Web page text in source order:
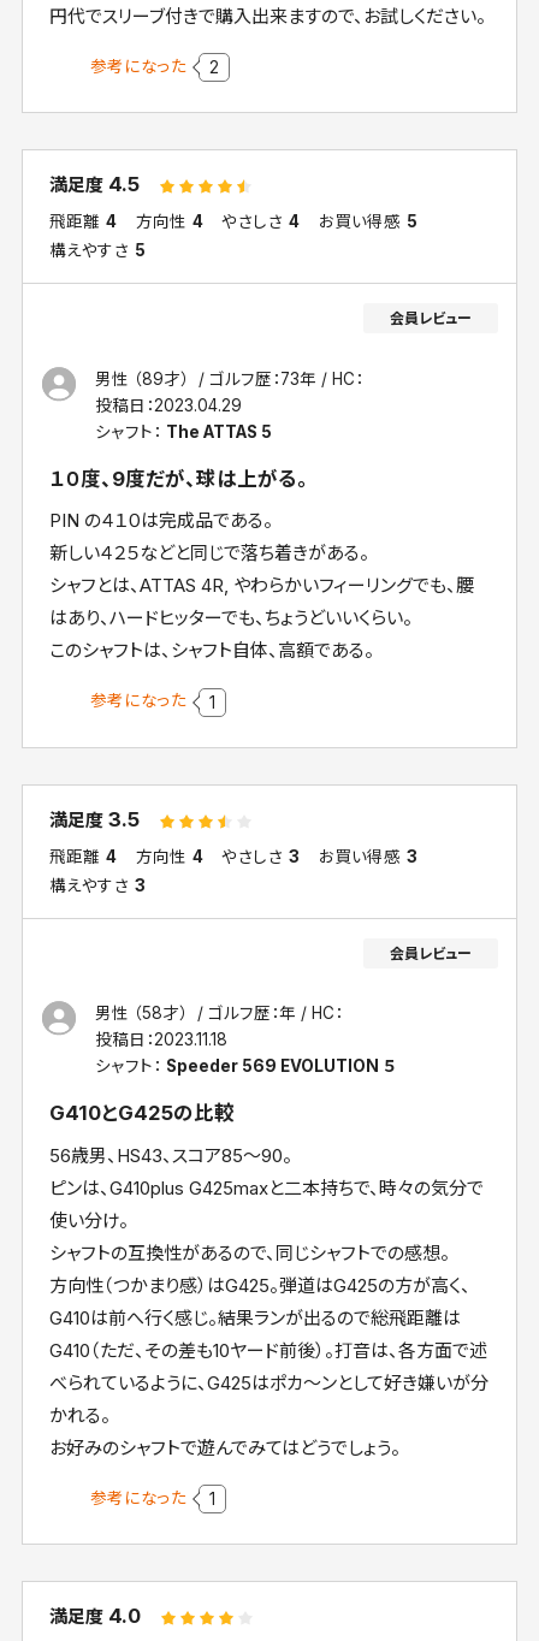
円代でスリーブ付きで購入出来ますので、お試しください。
参考になった 2
満足度 4.5
飛距離 4 方向性 4 やさしさ 4 お買い得感 5
構えやすさ 5
男性 （89才） ゴルフ歴：73年
HC：
投稿日：2023.04.29
シャフト： The ATTAS 5
１０度、9度だが、球は上がる。
PIN の４１０は完成品である。
新しい４２５などと同じで落ち着きがある。
シャフとは、ATTAS 4R, やわらかいフィーリングでも、腰
はあり、ハードヒッターでも、ちょうどいいくらい。
このシャフトは、シャフト自体、高額である。
参考になった 1
満足度3.5
飛距離 4 方向性 4 やさしさ 3 お買い得感 3
構えやすさ 3
男性 （58才） ゴルフ歴：年
HC：
投稿日：2023.11.18
シャフト： Speeder 569 EVOLUTION ５
G410とG425の比較
56歳男、HS43、スコア85～90。
ピンは、G410plus G425maxと二本持ちで、時々の気分で
使い分け。
シャフトの互換性があるので、同じシャフトでの感想。
方向性（つかまり感）はG425。弾道はG425の方が高く、
G410は前へ行く感じ。結果ランが出るので総飛距離は
G410（ただ、その差も10ヤード前後）。打音は、各方面で述
べられているように、G425はポカ～ンとして好き嫌いが分
かれる。
お好みのシャフトで遊んでみてはどうでしょう。
参考になった 1
満足度 4.0